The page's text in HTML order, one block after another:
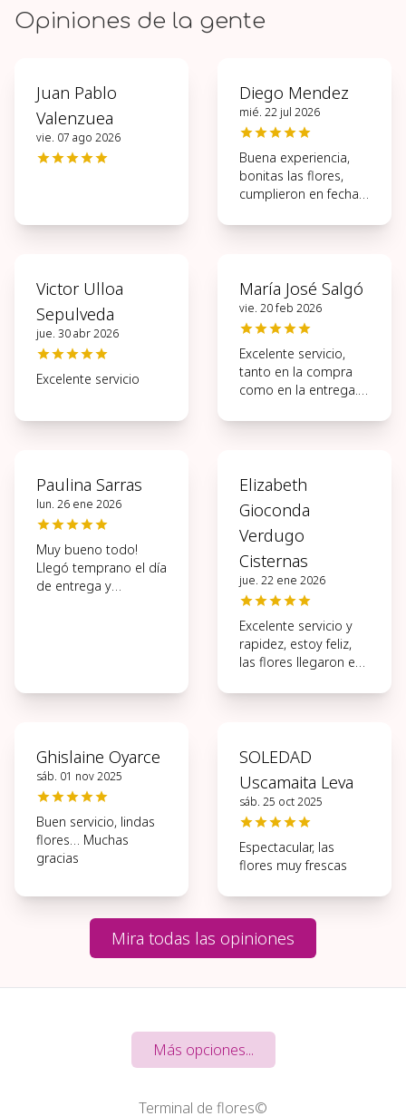
Opiniones de la gente
Juan Pablo
Valenzuea
vie. 07 ago 2026
Diego Mendez
mié. 22 jul 2026
Buena experiencia,
bonitas las flores,
cumplieron en fecha y
Victor Ulloa
Sepulveda
jue. 30 abr 2026
Excelente servicio
María José Salgó
vie. 20 feb 2026
Excelente servicio,
tanto en la compra
como en la entrega.
proceso.
Paulina Sarras
lun. 26 ene 2026
Muy bueno todo!
Llegó temprano el día
de entrega y
Elizabeth
Gioconda
Verdugo
Cisternas
jue. 22 ene 2026
Excelente servicio y
rapidez, estoy feliz,
las flores llegaron en
condiciones, muchas
Ghislaine Oyarce
sáb. 01 nov 2025
Buen servicio, lindas
flores… Muchas
gracias
SOLEDAD
Uscamaita Leva
sáb. 25 oct 2025
Espectacular, las
flores muy frescas
Mira todas las opiniones
Más opciones...
Terminal de flores©